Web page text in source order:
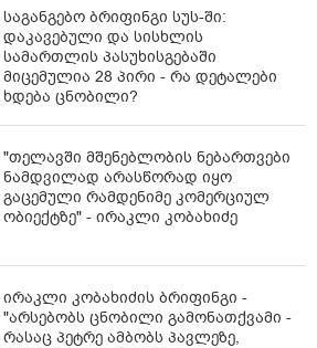
საგანგებო ბრიფინგი სუს-ში:
დაკავებული და სისხლის
სამართლის პასუხისგებაში
მიცემულია 28 პირი - რა დეტალები
ხდება ცნობილი?
"თელავში მშენებლობის ნებართვები
ნამდვილად არასწორად იყო
გაცემული რამდენიმე კომერციულ
ობიექტზე" - ირაკლი კობახიძე
ირაკლი კობახიძის ბრიფინგი -
"არსებობს ცნობილი გამონათქვამი -
რასაც პეტრე ამბობს პავლეზე,